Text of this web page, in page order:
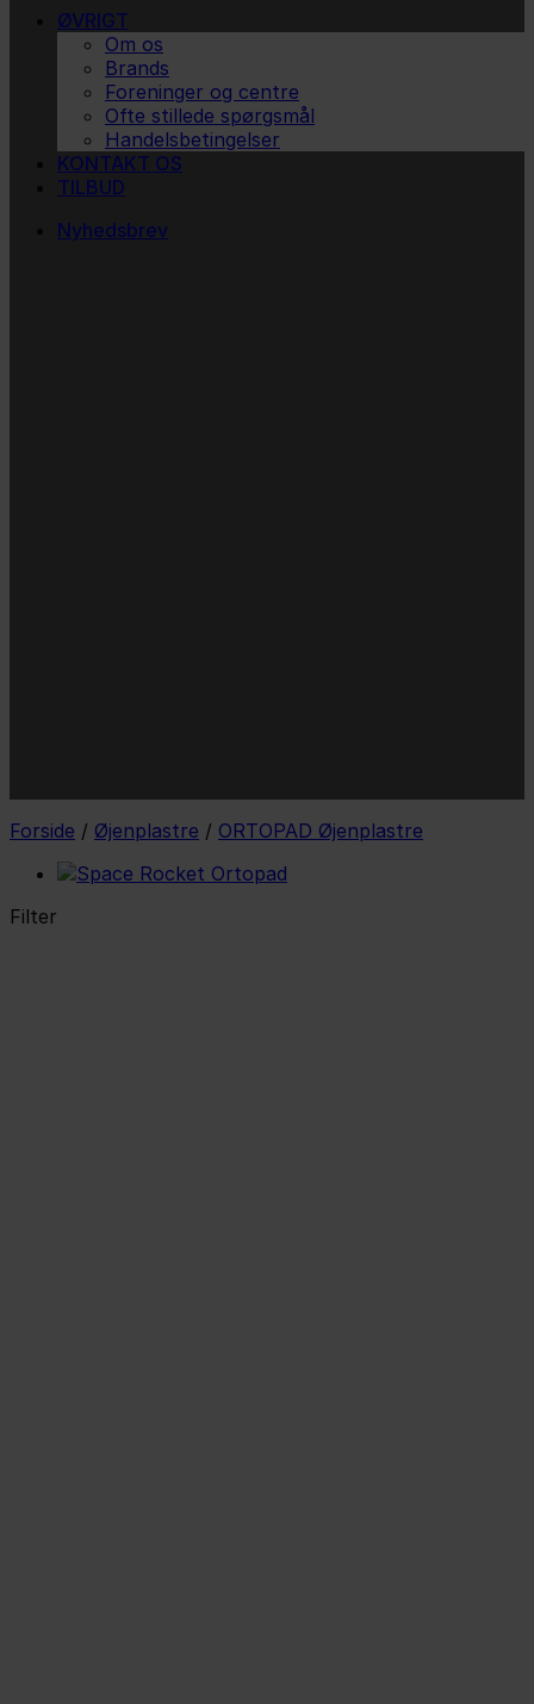
ØVRIGT
Om os
Brands
Foreninger og centre
Ofte stillede spørgsmål
Handelsbetingelser
KONTAKT OS
TILBUD
Nyhedsbrev
Forside / Øjenplastre / ORTOPAD Øjenplastre
Filter